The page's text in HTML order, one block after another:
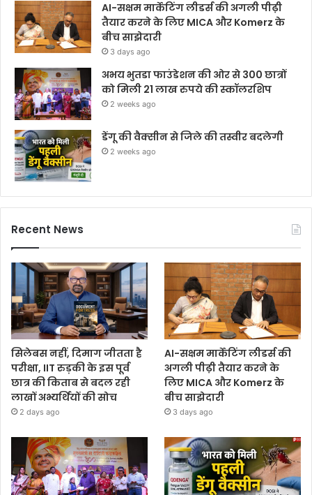
AI-सक्षम मार्केटिंग लीडर्स की अगली पीढ़ी
तैयार करने के लिए MICA और Komerz के
बीच साझेदारी
3 days ago
अभय भुतडा फाउंडेशन की ओर से 300 छात्रों
को मिली 21 लाख रुपये की स्कॉलरशिप
2 weeks ago
डेंगू की वैक्सीन से जिले की तस्वीर बदलेगी
2 weeks ago
Recent News
सिलेबस नहीं, दिमाग जीतता है
परीक्षा, IIT रुड़की के इस पूर्व
छात्र की किताब से बदल रही
लाखों अभ्यर्थियों की सोच
2 days ago
AI-सक्षम मार्केटिंग लीडर्स की
अगली पीढ़ी तैयार करने के
लिए MICA और Komerz के
बीच साझेदारी
3 days ago